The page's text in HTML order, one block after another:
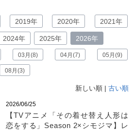
2019年 2020年 2021年
2024年 2025年 2026年
03月(8) 04月(7) 05月(9)
08月(3)
新しい順 | 古い順
2026/06/25
【TVアニメ「その着せ替え人形は
恋をする」Season 2×シモジマ】レ